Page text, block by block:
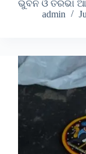
ଭୁବନ ଓ ତରଭା
admin